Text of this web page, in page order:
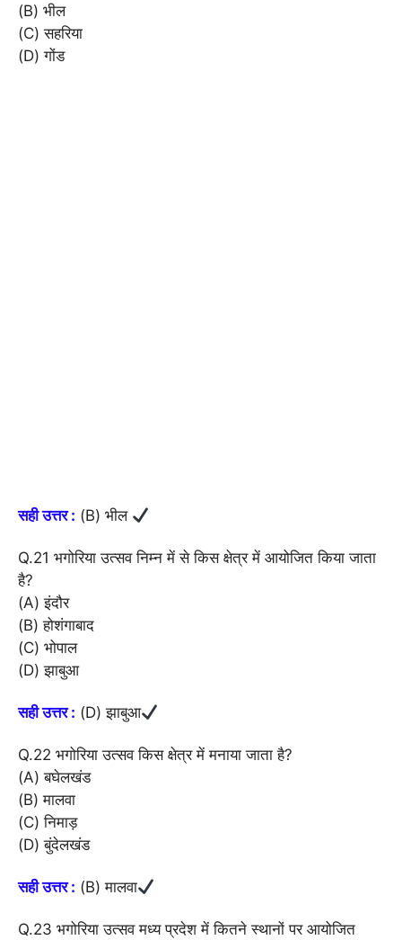
(B) भील
(C) सहरिया
(D) गोंड
सही उत्तर : (B) भील
Q.21 भगोरिया उत्सव निम्न में से किस क्षेत्र में आयोजित किया जाता
है?
(A) इंदौर
(B) होशंगाबाद
(C) भोपाल
(D) झाबुआ
सही उत्तर : (D) झाबुआ
Q.22 भगोरिया उत्सव किस क्षेत्र में मनाया जाता है?
(A) बघेलखंड
(B) मालवा
(C) निमाड़
(D) बुंदेलखंड
सही उत्तर : (B) मालवा
Q.23 भगोरिया उत्सव मध्य प्रदेश में कितने स्थानों पर आयोजित